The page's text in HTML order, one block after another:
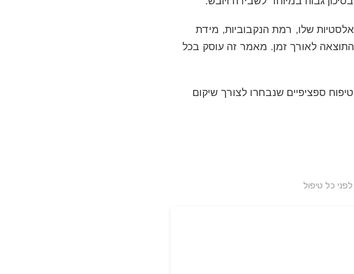
בטוחות
שלו, רמת הנקבוביות, מידת
לאורך זמן. מאמר זה עוסק בכל
ספציפיים שנבחרו לצורך שיקום
כל טיפול